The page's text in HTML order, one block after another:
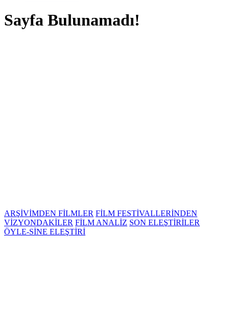
Sayfa Bulunamadı!
ARŞİVİMDEN FİLMLER FİLM FESTİVALLERİNDEN
VİZYONDAKİLER FİLM ANALİZ SON ELEŞTİRİLER
ÖYLE-SİNE ELEŞTİRİ